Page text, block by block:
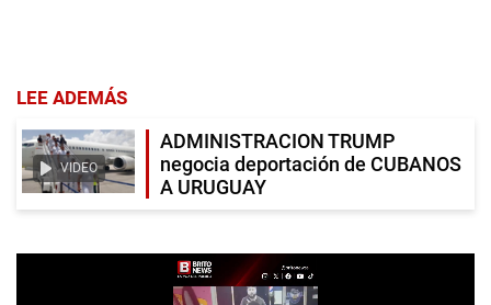
LEE ADEMÁS
VIDEO
ADMINISTRACION TRUMP
negocia deportación de CUBANOS
A URUGUAY